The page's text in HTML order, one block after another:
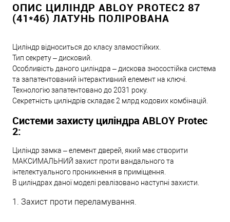
ОПИС ЦИЛІНДР ABLOY PROTEC2 87
(41*46) ЛАТУНЬ ПОЛІРОВАНА
Циліндр відноситься до класу зламостійких.
Тип секрету – дисковий.
Особливість даного циліндра – дискова зносостійка система
та запатентований інтерактивний елемент на ключі.
Технологію запатентовано до 2031 року.
Секретність циліндрів складає 2 млрд кодових комбінацій.
Системи захисту циліндра ABLOY Protec
2:
Циліндр замка – елемент дверей, який має створити
МАКСИМАЛЬНИЙ захист проти вандального та
інтелектуального проникнення в приміщення.
В циліндрах даної моделі реалізовано наступні захисти.
1. Захист проти переламування.